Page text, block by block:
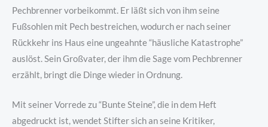
Pechbrenner vorbeikommt. Er läßt sich von ihm seine
Fußsohlen mit Pech bestreichen, wodurch er nach seiner
Rückkehr ins Haus eine ungeahnte “häusliche Katastrophe”
auslöst. Sein Großvater, der ihm die Sage vom Pechbrenner
erzählt, bringt die Dinge wieder in Ordnung.
Mit seiner Vorrede zu “Bunte Steine”, die in dem Heft
abgedruckt ist, wendet Stifter sich an seine Kritiker,